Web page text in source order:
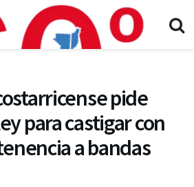
pide
para castigar con
a bandas